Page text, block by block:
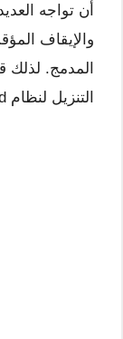
أن تواجه
والإيقاف
المدمج. لذلك
التنزيل لنظام Android والتي من شأنها تحسين جهازك.